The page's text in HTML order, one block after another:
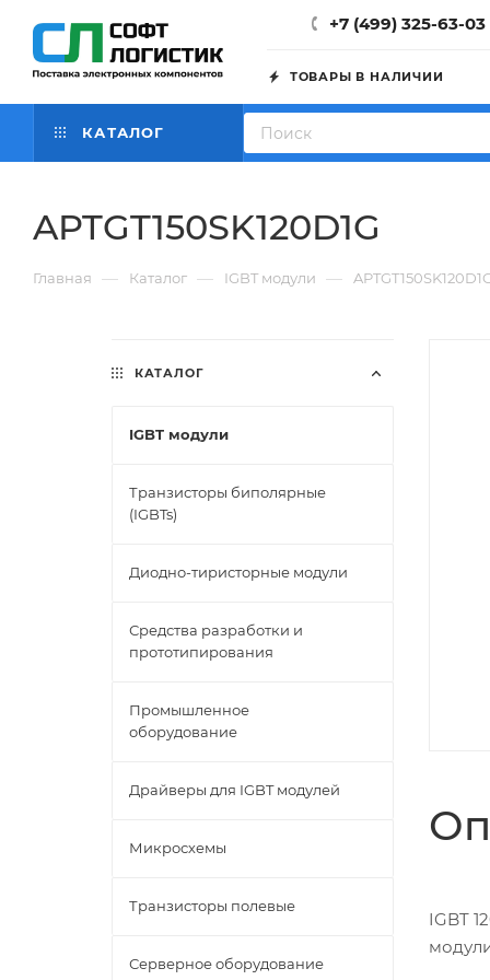
+7 (499) 325-63-03
ТОВАРЫ В НАЛИЧИИ
КАТАЛОГ
APTGT150SK120D1G
Главная — Каталог — IGBT модули —
IGBT
КАТАЛОГ
IGBT модули
Транзисторы биполярные
(IGBTs)
Диодно-тиристорные модули
Средства разработки и
прототипирования
Промышленное
оборудование
Драйверы для IGBT модулей
Микросхемы
Транзисторы полевые
Серверное оборудование